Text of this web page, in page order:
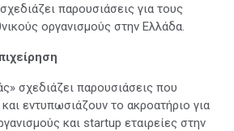
παρουσιάσεις για τους
οργανισμούς στην Ελλάδα.
σχεδιάζει παρουσιάσεις που
εντυπωσιάζουν το ακροατήριο για
και startup εταιρείες στην